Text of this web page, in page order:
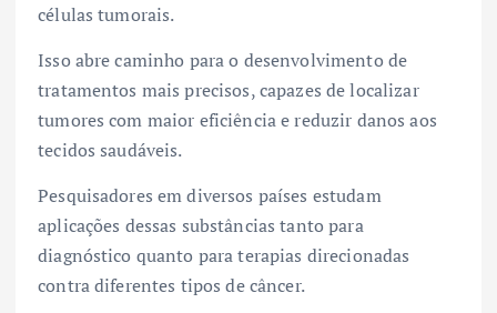
células tumorais.
Isso abre caminho para o desenvolvimento de
tratamentos mais precisos, capazes de localizar
tumores com maior eficiência e reduzir danos aos
tecidos saudáveis.
Pesquisadores em diversos países estudam
aplicações dessas substâncias tanto para
diagnóstico quanto para terapias direcionadas
contra diferentes tipos de câncer.